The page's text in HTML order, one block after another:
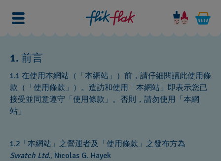
1. 前言
1.1 在使用本網站（「本網站」）前，請仔細閱讀此使用條
款（「使用條款」）。造訪和使用「本網站」即表示您已
接受並同意遵守「使用條款」。否則，請勿使用「本網
站」
1.2「本網站」之營運者及「使用條款」之發布方為
Swatch Ltd., Nicolas G. Hayek